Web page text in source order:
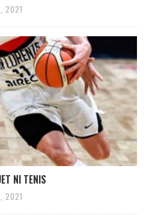
2021
NI TENIS
2021